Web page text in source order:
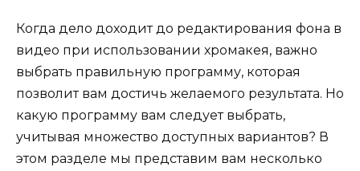
Когда дело доходит до редактирования фона в
видео при использовании хромакея, важно
выбрать правильную программу, которая
позволит вам достичь желаемого результата. Но
какую программу вам следует выбрать,
учитывая множество доступных вариантов? В
этом разделе мы представим вам несколько